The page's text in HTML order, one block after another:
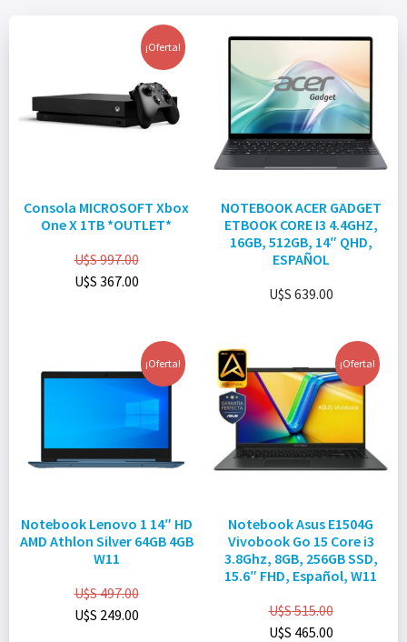
¡Oferta!
Consola MICROSOFT Xbox
One X 1TB *OUTLET*
U$S997.00
U$S 367.00
NOTEBOOK ACER GADGET
ETBOOK CORE I3 4.4GHZ,
16GB, 512GB, 14″ QHD,
ESPAÑOL
U$S 639.00
¡Oferta!
Notebook Lenovo 1 14″ HD
AMD Athlon Silver 64GB 4GB
W11
U$S497.00
U$S 249.00
¡Oferta!
Notebook Asus E1504G
Vivobook Go 15 Core i3
3.8Ghz, 8GB, 256GB SSD,
15.6″ FHD, Español, W11
U$S515.00
U$S 465.00